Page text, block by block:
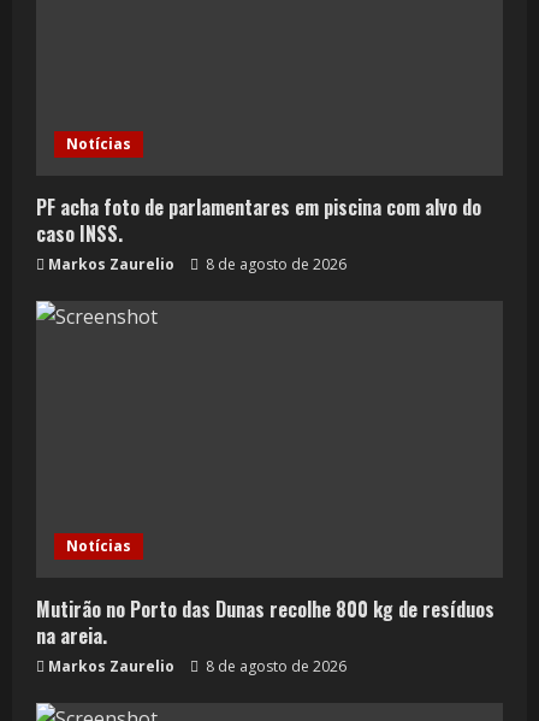
Notícias
PF acha foto de parlamentares em piscina com alvo do
caso INSS.
Markos Zaurelio 8 de agosto de 2026
Notícias
Mutirão no Porto das Dunas recolhe 800 kg de resíduos
na areia.
Markos Zaurelio 8 de agosto de 2026